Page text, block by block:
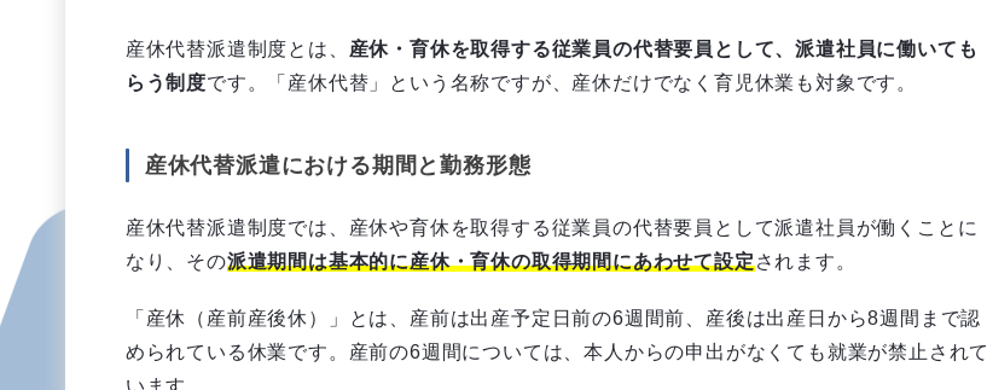
産休代替派遣制度とは、 産休・育休を取得する従業員の代替要員として、派遣社員に働いても
らう制度です。「産休代替」という名称ですが、産休だけでなく育児休業も対象です。
産休代替派遣における期間と勤務形態
産休代替派遣制度では、産休や育休を取得する従業員の代替要員として派遣社員が働くことに
なり、その派遣期間は基本的に産休・育休の取得期間にあわせて設定されます。
「産休（産前産後休）」とは、産前は出産予定日前の6週間前、産後は出産日から8週間まで認
められている休業です。産前の6週間については、本人からの申出がなくても就業が禁止されて
います。